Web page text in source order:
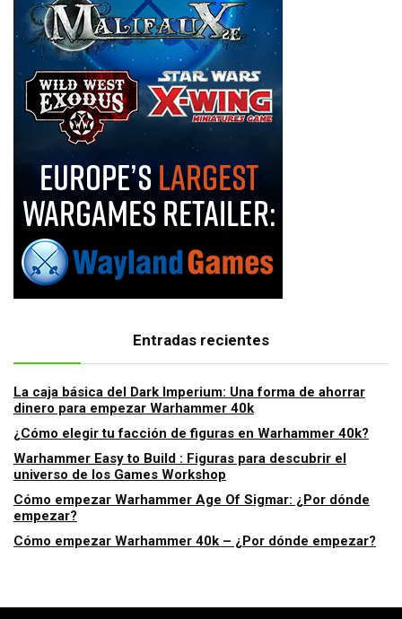
Entradas recientes
La caja básica del Dark Imperium: Una forma de ahorrar
dinero para empezar Warhammer 40k
¿Cómo elegir tu facción de figuras en Warhammer 40k?
Warhammer Easy to Build : Figuras para descubrir el
universo de los Games Workshop
Cómo empezar Warhammer Age Of Sigmar: ¿Por dónde
empezar?
Cómo empezar Warhammer 40k – ¿Por dónde empezar?